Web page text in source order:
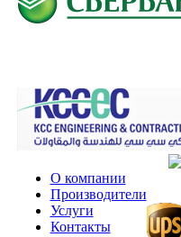
О компании
Производители
Услуги
Контакты